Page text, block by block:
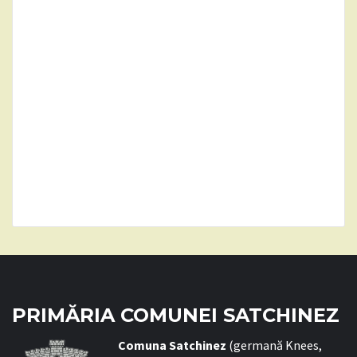
PRIMĂRIA COMUNEI SATCHINEZ
Comuna Satchinez (germană Knees,